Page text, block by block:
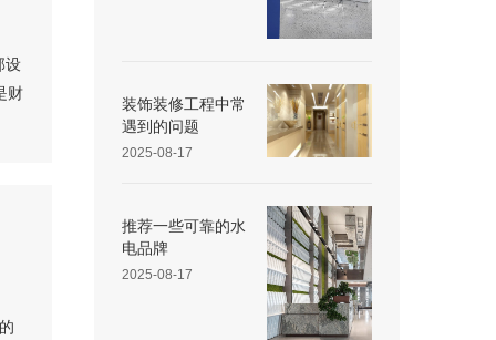
设
财
装饰装修工程中常
遇到的问题
2025-08-17
推荐一些可靠的水
电品牌
2025-08-17